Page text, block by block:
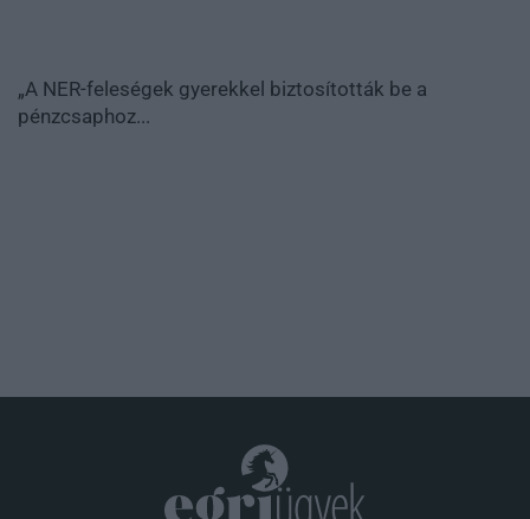
„A NER-feleségek gyerekkel biztosították be a
pénzcsaphoz...